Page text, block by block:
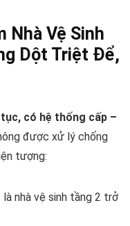
Nhà Vệ Sinh
Dột Triệt Để,
có hệ thống cấp –
được xử lý chống
tượng:
nhà vệ sinh tầng 2 trở